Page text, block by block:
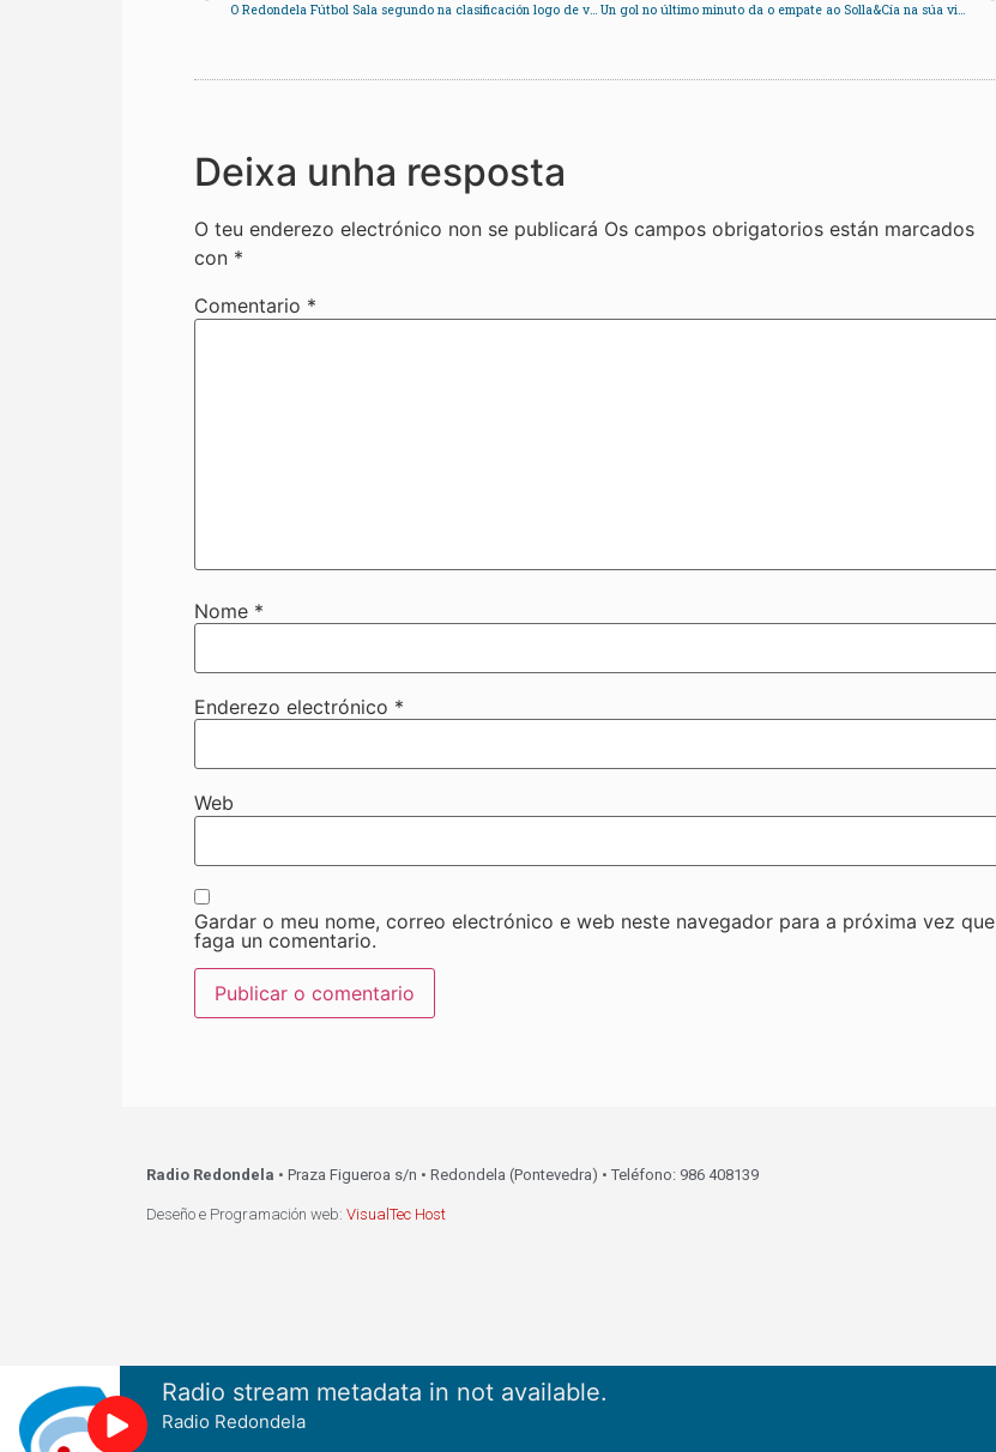
O Redondela Fútbol Sala segundo na clasificación logo de vencer ao Poio Un gol no último minuto da o empate ao Solla&Cía na súa visita a Antequera
Deixa unha resposta
O teu enderezo electrónico non se publicará Os campos obrigatorios están marcados
con *
Comentario *
Nome *
Enderezo electrónico *
Web
Gardar o meu nome, correo electrónico e web neste navegador para a próxima vez que
faga un comentario.
Radio Redondela • Praza Figueroa s/n • Redondela (Pontevedra) • Teléfono: 986 408139
Deseño e Programación web: VisualTec Host
Radio stream metadata in not available.
Radio Redondela